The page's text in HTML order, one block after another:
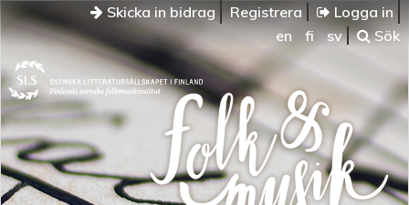
Skicka in bidrag Registrera
Logga in
en
fi sv Sök